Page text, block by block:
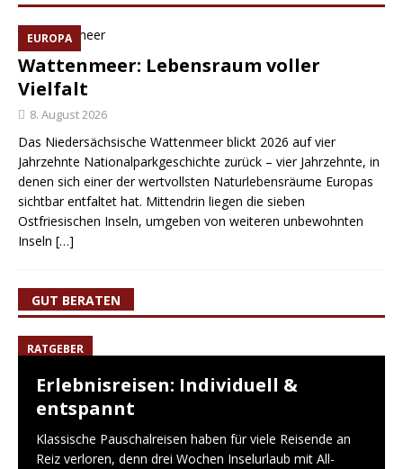
EUROPA
Wattenmeer: Lebensraum voller
Vielfalt
8. August 2026
Das Niedersächsische Wattenmeer blickt 2026 auf vier
Jahrzehnte Nationalparkgeschichte zurück – vier Jahrzehnte, in
denen sich einer der wertvollsten Naturlebensräume Europas
sichtbar entfaltet hat. Mittendrin liegen die sieben
Ostfriesischen Inseln, umgeben von weiteren unbewohnten
Inseln […]
GUT BERATEN
RATGEBER
Erlebnisreisen: Individuell &
entspannt
Klassische Pauschalreisen haben für viele Reisende an
Reiz verloren, denn drei Wochen Inselurlaub mit All-